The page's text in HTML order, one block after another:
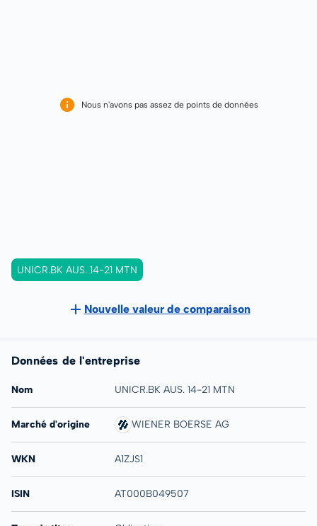
Nous n'avons pas assez de points de données
UNICR.BK AUS. 14-21 MTN
Nouvelle valeur de comparaison
Données de l'entreprise
Nom UNICR.BK AUS. 14-21 MTN
Marché d'origine WIENER BOERSE AG
WKN A1ZJS1
ISIN AT000B049507